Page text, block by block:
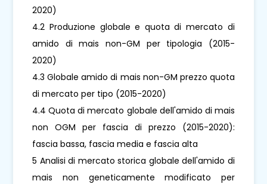
2020)
4.2 Produzione globale e quota di mercato di
amido di mais non-GM per tipologia (2015-
2020)
4.3 Globale amido di mais non-GM prezzo quota
di mercato per tipo (2015-2020)
4.4 Quota di mercato globale dell'amido di mais
non OGM per fascia di prezzo (2015-2020):
fascia bassa, fascia media e fascia alta
5 Analisi di mercato storica globale dell'amido di
mais non geneticamente modificato per